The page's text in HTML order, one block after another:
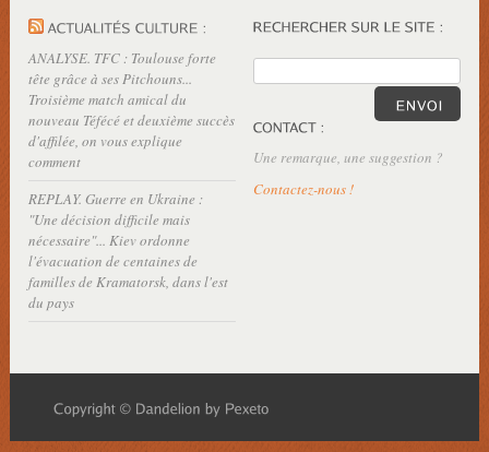
ANALYSE. TFC : Toulouse forte
tête grâce à ses Pitchouns...
Troisième match amical du
nouveau Téfécé et deuxième succès
d'affilée, on vous explique
comment
REPLAY. Guerre en Ukraine :
"Une décision difficile mais
nécessaire"... Kiev ordonne
l'évacuation de centaines de
familles de Kramatorsk, dans l'est
du pays
Une remarque, une suggestion ?
Contactez-nous !